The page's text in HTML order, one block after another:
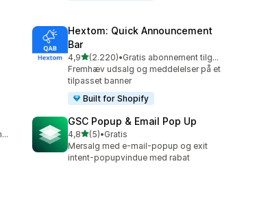
Hextom: Quick Announcement
Bar
4,9ud af 5 stjerner
(2.220)
2220 anmeldelser i alt
•
Gratis abonnement tilgængeligt
Fremhæv udsalg og meddelelser på et
tilpasset banner
Built for Shopify
Gratis abonnement tilgængeligt
GSC Popup & Email Pop Up
4,8ud af 5 stjerner
(5)
5 anmeldelser i alt
•Gratis
Mersalg med e-mail-popup og exit
intent-popupvindue med rabat